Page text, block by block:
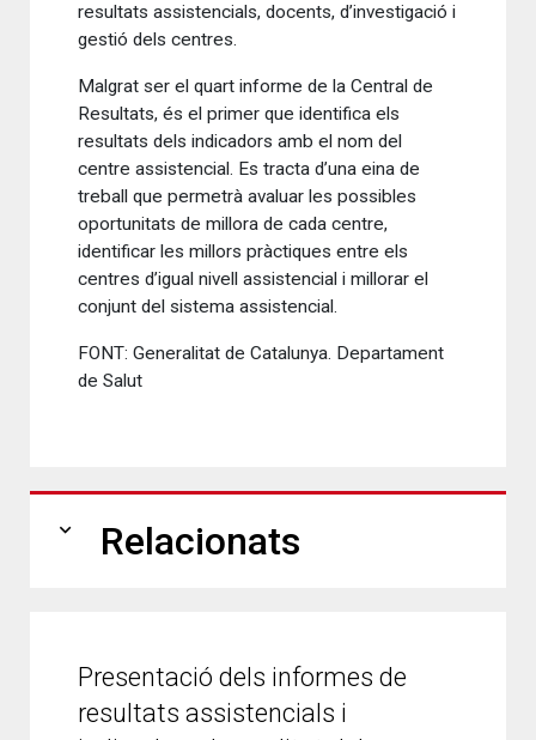
resultats assistencials, docents, d’investigació i
gestió dels centres.
Malgrat ser el quart informe de la Central de
Resultats, és el primer que identifica els
resultats dels indicadors amb el nom del
centre assistencial. Es tracta d’una eina de
treball que permetrà avaluar les possibles
oportunitats de millora de cada centre,
identificar les millors pràctiques entre els
centres d’igual nivell assistencial i millorar el
conjunt del sistema assistencial.
FONT: Generalitat de Catalunya. Departament
de Salut
expand_more Relacionats
Presentació dels informes de
resultats assistencials i